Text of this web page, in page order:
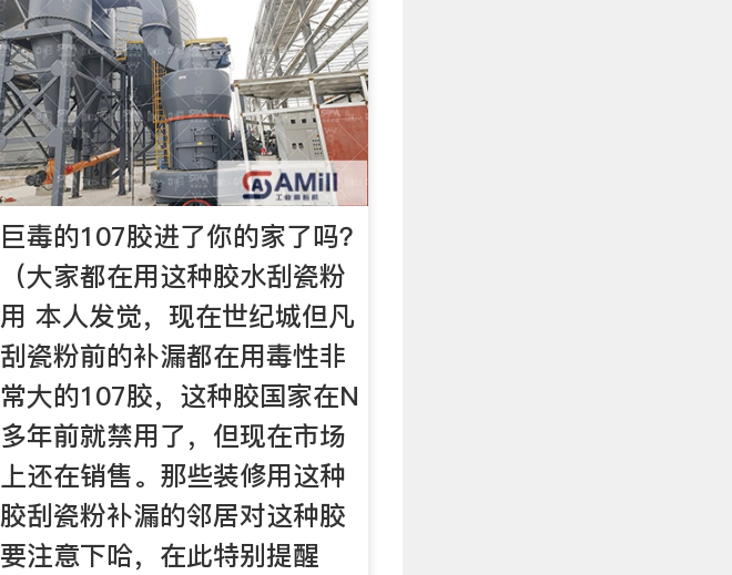
巨毒的107胶进了你的家了吗？
（大家都在用这种胶水刮瓷粉
用 本人发觉，现在世纪城但凡
刮瓷粉前的补漏都在用毒性非
常大的107胶，这种胶国家在N
多年前就禁用了，但现在市场
上还在销售。那些装修用这种
胶刮瓷粉补漏的邻居对这种胶
要注意下哈，在此特别提醒